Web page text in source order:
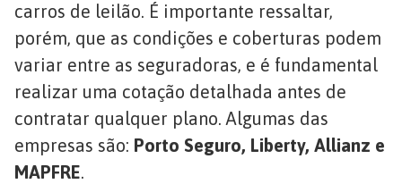
carros de leilão. É importante ressaltar,
porém, que as condições e coberturas podem
variar entre as seguradoras, e é fundamental
realizar uma cotação detalhada antes de
contratar qualquer plano. Algumas das
empresas são: Porto Seguro, Liberty, Allianz e
MAPFRE.